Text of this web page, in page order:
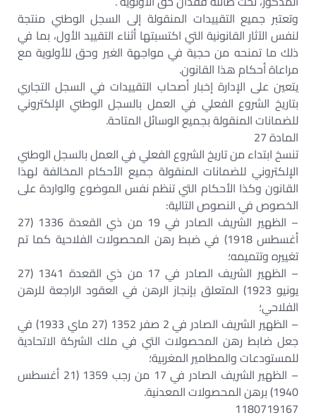
وتعتبر جميع التقييدات المنقولة إلى السجل الوطني منتجة
لنفس الآثار القانونية التي اكتسبتها أثناء التقييد الأول، بما في
ذلك ما تمنحه من حجية في مواجهة الغير وحق للأولوية مع
مراعاة أحكام هذا القانون.
يتعين على الإدارة إخبار أصحاب التقييدات في السجل التجاري
بتاريخ الشروع الفعلي في العمل بالسجل الوطني الإلكتروني
للضمانات المنقولة بجميع الوسائل المتاحة.
المادة 27
تنسخ ابتداء من تاريخ الشروع الفعلي في العمل بالسجل الوطني
الإلكتروني للضمانات المنقولة جميع الأحكام المخالفة لهذا
القانون وكذا الأحكام التي تنظم نفس الموضوع والواردة على
الخصوص في النصوص التالية:
– الظهير الشريف الصادر في 19 من ذي القعدة 1336 (27
أغسطس 1918) في ضبط رهن المحصولات الفلاحية كما تم
تغييره وتتميمه؛
– الظهير الشريف الصادر في 17 من ذي القعدة 1341 (27
يونيو 1923) المتعلق بإنجاز الرهن في العقود الراجعة للرهن
الفلاحي؛
– الظهير الشريف الصادر في 2 صفر 1352 (27 ماي 1933) في
جعل ضابط رهن المحصولات التي في ملك الشركة الاتحادية
للمستودعات والمطامير المغربية؛
– الظهير الشريف الصادر في 17 من رجب 1359 (21 أغسطس
1940) برهن المحصولات المعدنية.
1180719167